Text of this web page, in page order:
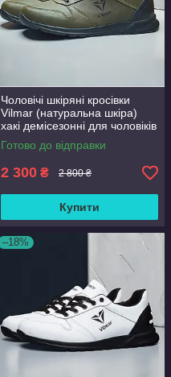
Чоловічі шкіряні кросівки
Vilmar (натуральна шкіра)
хакі демісезонні для чоловіків
на весну осінь, розмір 39 40
41 42 43 44 45 46
Готово до відправки
2 300 ₴ 2 800 ₴
Купити
–18%